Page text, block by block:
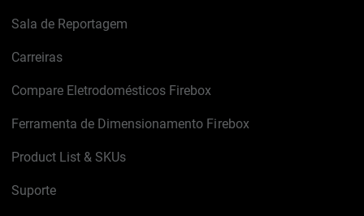
Sala de Reportagem
Carreiras
Compare Eletrodomésticos Firebox
Ferramenta de Dimensionamento Firebox
Product List & SKUs
Suporte